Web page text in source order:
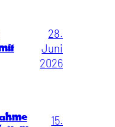
28.
Juni
2026
15.